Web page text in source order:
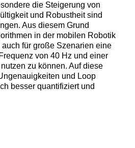
die Steigerung von
und Robustheit sind
Aus diesem Grund
in der mobilen Robotik
für große Szenarien eine
von 40 Hz und einer
zu können. Auf diese
und Loop
besser quantifiziert und